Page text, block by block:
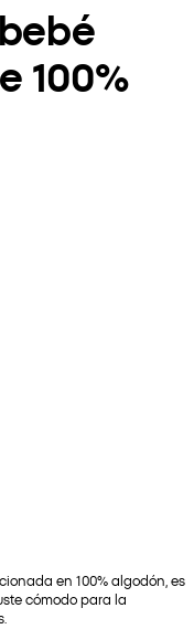
100%
en 100% algodón, es
cómodo para la